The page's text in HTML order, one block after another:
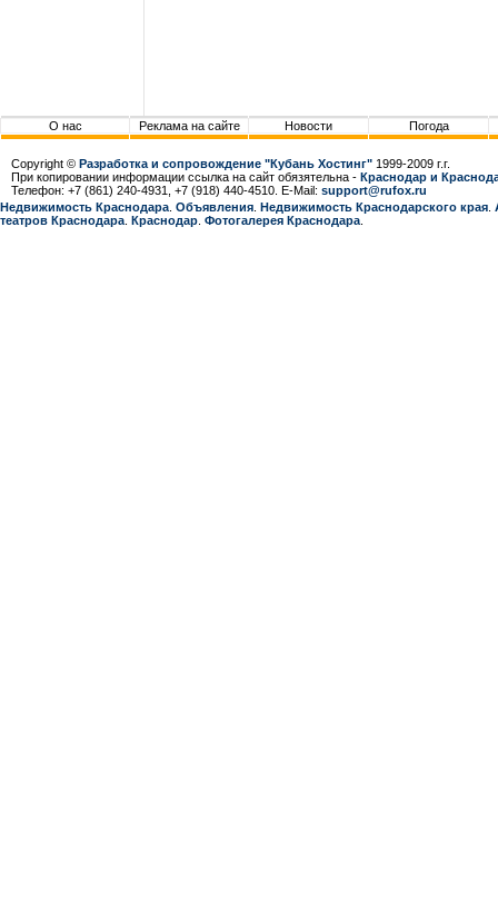
О нас Реклама на сайте Новости Погода
Copyright © Разработка и сопровождение "Кубань Хостинг" 1999-2009 г.г.
При копировании информации ссылка на сайт обязятельна - Краснодар и
Телефон: +7 (861) 240-4931, +7 (918) 440-4510. E-Mail: support@rufox.ru
Недвижимость Краснодара Объявления Недвижимость Краснодарcкого края
театров Краснодара Краснодар Фотогалерея Краснодара